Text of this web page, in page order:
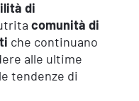
di
comunità di
che continuano
alle ultime
tendenze di